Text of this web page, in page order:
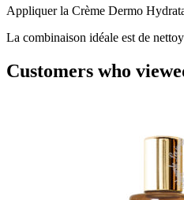
Appliquer la Crème Dermo
La combinaison idéale est de
Customers who